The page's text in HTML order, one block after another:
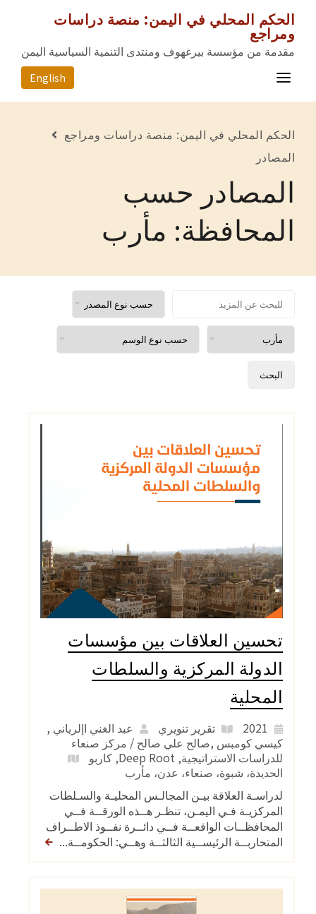
الحكم المحلي في اليمن: منصة دراسات
ومراجع
مقدمة من مؤسسة بيرغهوف ومنتدى التنمية السياسية اليمن
English
المحافظات
للتواصل معنا
الحكم المحلي في اليمن: منصة دراسات ومراجع
المصادر
المصادر حسب
المحافظة: مأرب
تحسين العلاقات بين مؤسسات
الدولة المركزية والسلطات
المحلية
تقرير تنويري
عبد الغني اإلرياني ,
كيسي كومبس ,صالح علي صالح / مركز صنعاء
للدراسات الاستراتيجية, Deep Root, كاربو
الحديدة، شبوة، صنعاء، عدن، مأرب
لدراسـة العلاقة بيـن المجالـس المحليـة والسـلطات
المركزيـة فـي اليمـن، تنظـر هــذه الورقــة فــي
المحافظــات الواقعــة فــي دائــرة نفــوذ الاطــراف
المتحاربــة الرئيســية الثالثــة وهــي: الحكومــة...